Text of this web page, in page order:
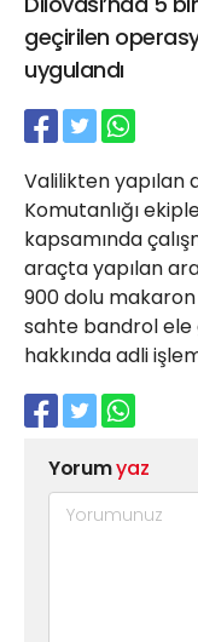
geçirilen
uygulandı
Valilikten yapılan
Komutanlığı
kapsamında
araçta yapılan
900 dolu
sahte bandrol ele
hakkında adli
Yorumyaz